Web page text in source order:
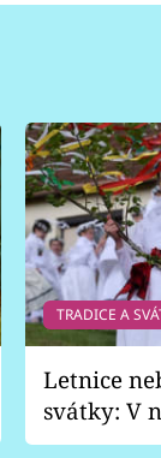
TRADICE A
Letnice
svátky: V
pondělí